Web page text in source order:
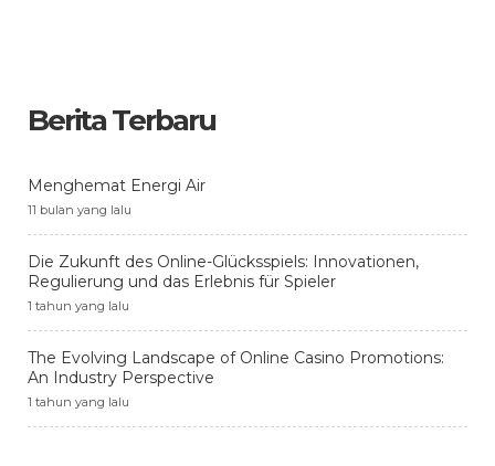
Berita Terbaru
Menghemat Energi Air
11 bulan yang lalu
Die Zukunft des Online-Glücksspiels: Innovationen,
Regulierung und das Erlebnis für Spieler
1 tahun yang lalu
The Evolving Landscape of Online Casino Promotions:
An Industry Perspective
1 tahun yang lalu